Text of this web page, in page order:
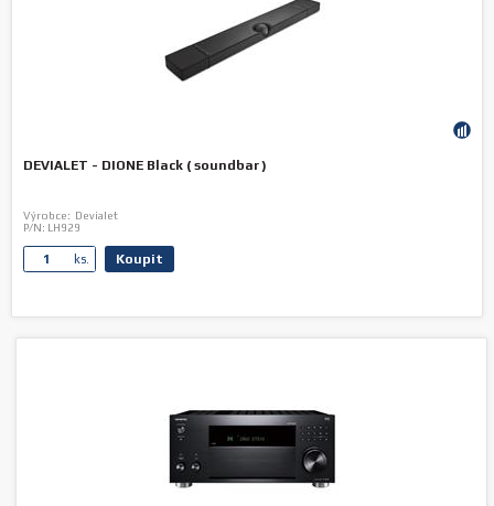
DEVIALET - DIONE Black ( soundbar )
Výrobce: Devialet
P/N: LH929
ks. Koupit